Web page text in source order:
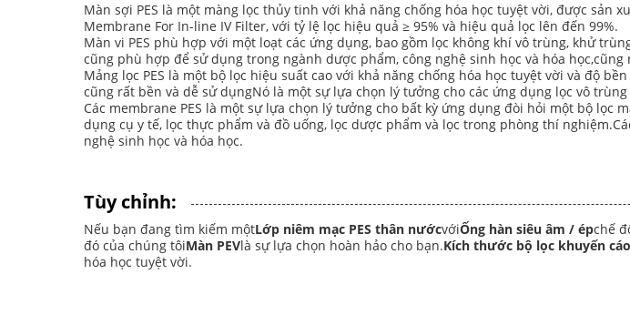
Màn sợi PES là một màng lọc thủy tinh với khả năng chống hóa học tuyệt vời, được sản
Membrane For In-line IV Filter, với tỷ lệ lọc hiệu quả ≥ 95% và hiệu quả lọc lên đến 99%.
Màn vi PES phù hợp với một loạt các ứng dụng, bao gồm lọc không khí vô trùng, khử
cũng phù hợp để sử dụng trong ngành dược phẩm, công nghệ sinh học và hóa
Mảng lọc PES là một bộ lọc hiệu suất cao với khả năng chống hóa học tuyệt vời và độ
cũng rất bền và dễ sử dụngNó là một sự lựa chọn lý tưởng cho các ứng dụng lọc vô
Các membrane PES là một sự lựa chọn lý tưởng cho bất kỳ ứng dụng đòi hỏi một bộ
dụng cụ y tế, lọc thực phẩm và đồ uống, lọc dược phẩm và lọc trong phòng thí
nghệ sinh học và hóa học.
Tùy chỉnh:
Nếu bạn đang tìm kiếm mộtLớp niêm mạc PES thân nướcvớiỐng hàn siêu âm / épchế
đó của chúng tôiMàn PEVlà sự lựa chọn hoàn hảo cho bạn.Kích thước bộ lọc khuyến
hóa học tuyệt vời.